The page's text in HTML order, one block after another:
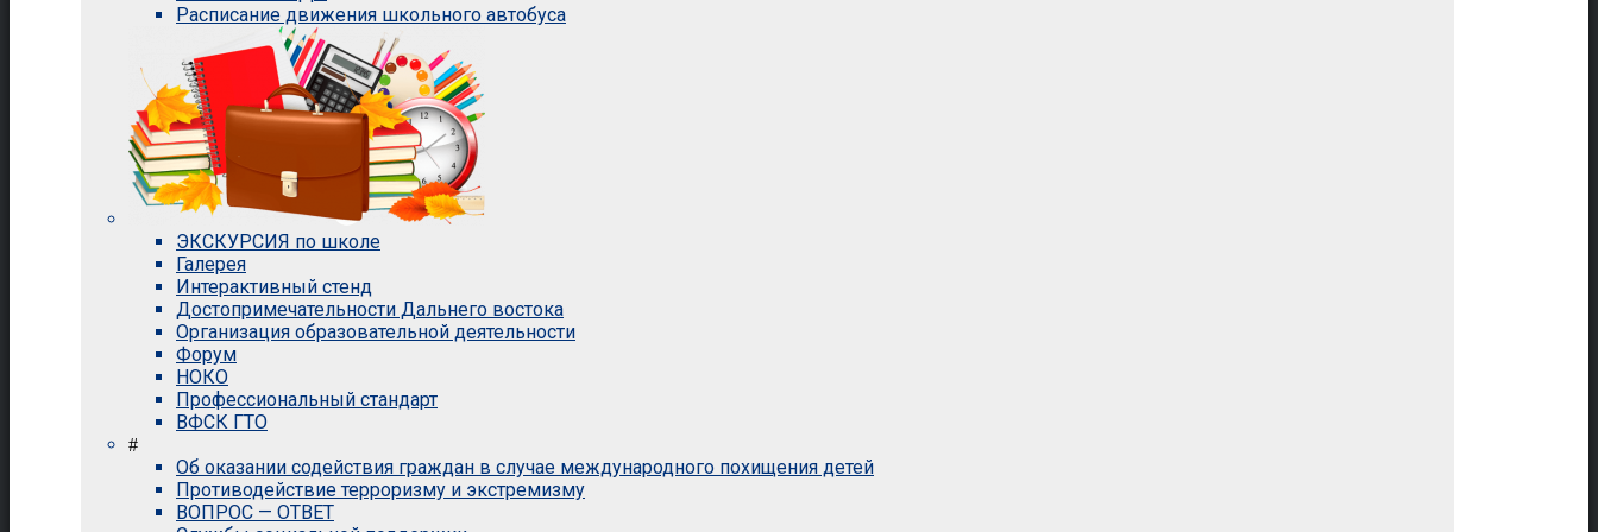
Расписание движения школьного автобуса
ЭКСКУРСИЯ по школе
Галерея
Интерактивный стенд
Достопримечательности Дальнего востока
Организация образовательной деятельности
Форум
НОКО
Профессиональный стандарт
ВФСК ГТО
#
Об оказании содействия граждан в случае международного похищения детей
Противодействие терроризму и экстремизму
ВОПРОС — ОТВЕТ